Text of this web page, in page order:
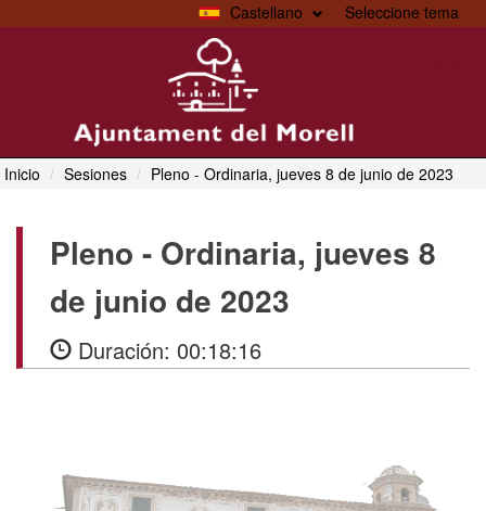
Seleccione tema
Castellano
Inicio Sesiones Pleno - Ordinaria, jueves 8 de junio de 2023
Pleno - Ordinaria, jueves 8
de junio de 2023
Duración: 00:18:16